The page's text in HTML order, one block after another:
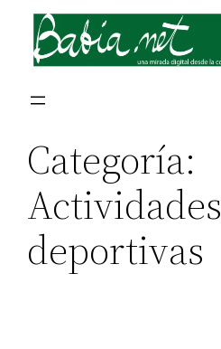
Saltar
contenido
Categoría:
Actividades
deportivas